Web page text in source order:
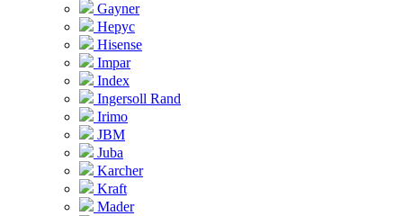
Gayner
Hepyc
Hisense
Impar
Index
Ingersoll Rand
Irimo
JBM
Juba
Karcher
Kraft
Mader